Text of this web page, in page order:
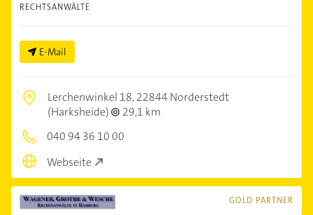
RECHTSANWÄLTE
E-Mail
Lerchenwinkel 18,22844 Norderstedt
(Harksheide)
29,1 km
040 94 36 10 00
Webseite
GOLD PARTNER